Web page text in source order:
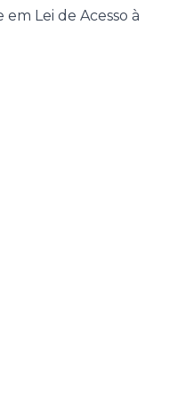
Lei de Acesso à